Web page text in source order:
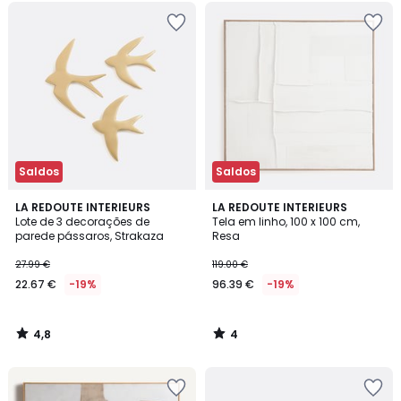
Saldos
LA REDOUTE INTERIEURS
Lote de 3 decorações de
parede pássaros, Strakaza
27.99 €
22.67 € -19%
4,8
/ 5
4,8
/
Saldos
LA REDOUTE INTERIEURS
Tela em linho, 100 x 100 cm,
Resa
119.00 €
96.39 € -19%
4
/
5
4
/